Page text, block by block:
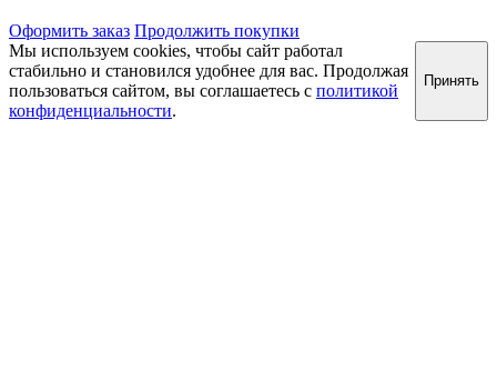
Оформить заказ Продолжить покупки
Мы используем cookies, чтобы сайт работал
стабильно и становился удобнее для вас. Продолжая
пользоваться сайтом, вы соглашаетесь с политикой
конфиденциальности.
Принять